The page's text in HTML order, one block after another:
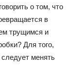
о том, что
в
трущимся и
Для того,
менять